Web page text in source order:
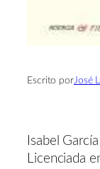
Escrito porJosé
Isabel
Licenciada